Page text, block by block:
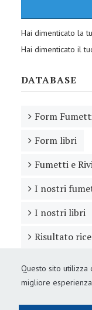
Questo sito utilizza
migliore
Hai dimenticato la
Hai dimenticato il
DATABASE
Form
Form libri
Fumetti e
I nostri
I nostri libri
Risultato